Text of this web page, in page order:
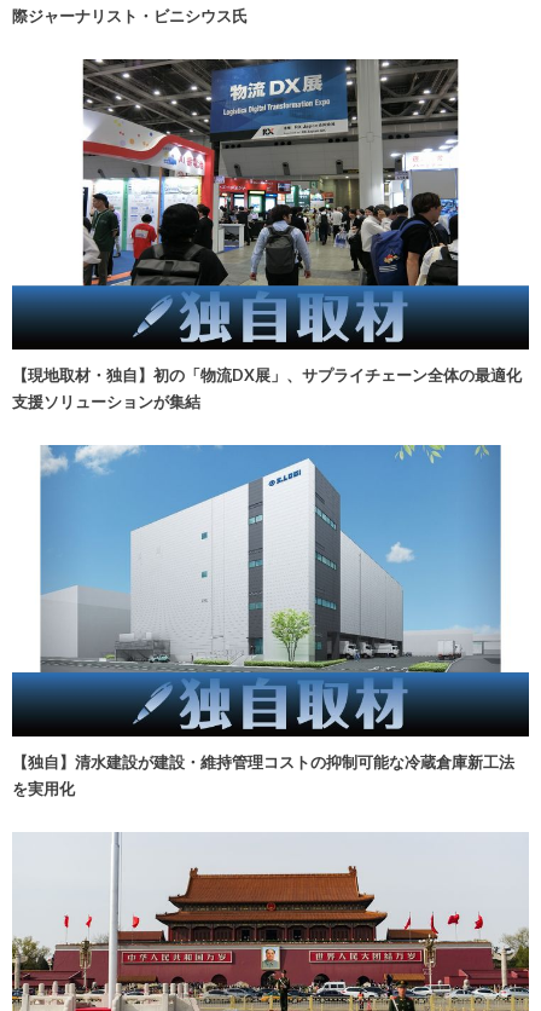
際ジャーナリスト・ビニシウス氏
【現地取材・独自】初の「物流DX展」、サプライチェーン全体の最適化
支援ソリューションが集結
【独自】清水建設が建設・維持管理コストの抑制可能な冷蔵倉庫新工法
を実用化